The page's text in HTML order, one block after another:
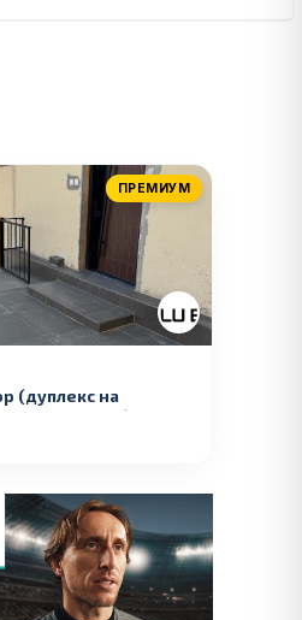
ПРЕМИУМ
(дуплекс на
Арсов бр. 1,